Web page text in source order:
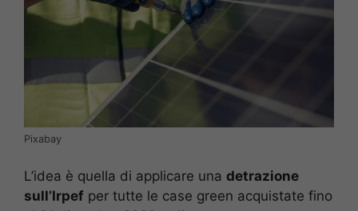
Pixabay
L’idea è quella di applicare una detrazione
sull’Irpef per tutte le case green acquistate fino